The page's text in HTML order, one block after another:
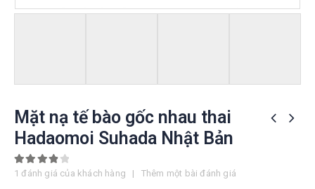
Mặt nạ tế bào gốc nhau thai
Hadaomoi Suhada Nhật Bản
4.00out of 5
1 đánh giá của khách hàng | Thêm một bài đánh giá